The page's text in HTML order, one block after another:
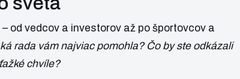
od vedcov a investorov až po športovcov a
rada vám najviac pomohla? Čo by ste odkázali
chvíle?